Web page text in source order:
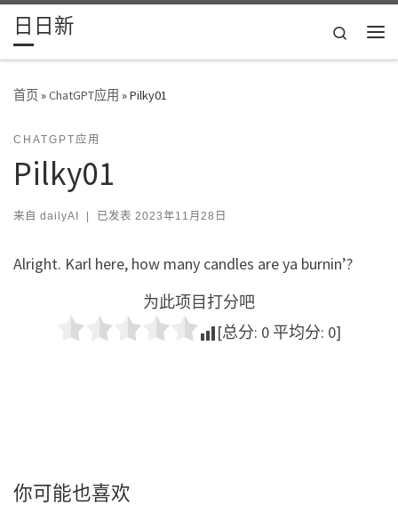
Skip to content
日日新
Search
首页»ChatGPT应用 »Pilky01
CHATGPT应用
Pilky01
来自 dailyAI | 已发表 2023年11月28日
Alright. Karl here, how many candles are ya burnin’?
为此项目打分吧
[总分: 0 平均分: 0]
你可能也喜欢